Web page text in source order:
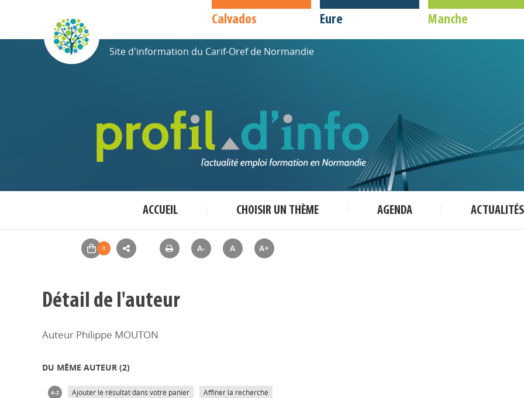
Calvados Eure Manche
Site d'information du Carif-Oref de Normandie
ACCUEIL CHOISIR UN THÈME AGENDA ACTUALITÉS
A- A A+
Détail de l'auteur
Auteur Philippe MOUTON
DU MÊME AUTEUR (2)
Ajouter le résultat dans votre panier Affiner la recherche